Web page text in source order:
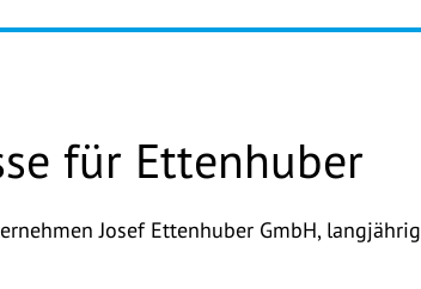
für Ettenhuber
Josef Ettenhuber GmbH,